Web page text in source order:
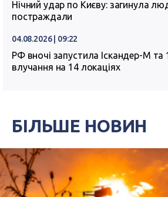
Нічний удар по Києву: загинула
постраждали
04.08.2026 | 09:22
РФ вночі запустила Іскандер-М та
влучання на 14 локаціях
БІЛЬШЕ НОВИН